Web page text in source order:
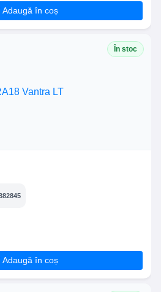
Adaugă în coș
În stoc
Adaugă în coș